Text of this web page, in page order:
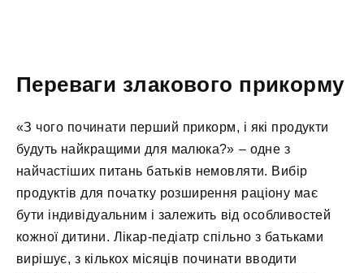
Переваги злакового прикорму
«З чого починати перший прикорм, і які продукти
будуть найкращими для малюка?» – одне з
найчастіших питань батьків немовляти. Вибір
продуктів для початку розширення раціону має
бути індивідуальним і залежить від особливостей
кожної дитини. Лікар-педіатр спільно з батьками
вирішує, з кількох місяців починати вводити